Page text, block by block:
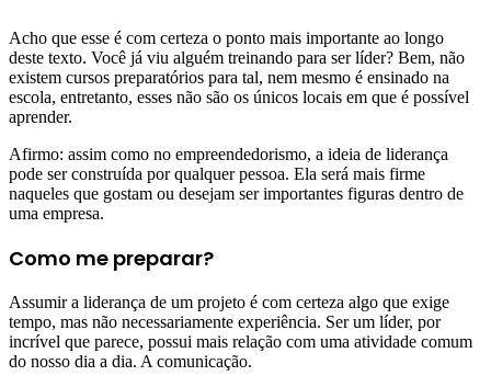
Acho que esse é com certeza o ponto mais importante ao longo
deste texto. Você já viu alguém treinando para ser líder? Bem, não
existem cursos preparatórios para tal, nem mesmo é ensinado na
escola, entretanto, esses não são os únicos locais em que é possível
aprender.
Afirmo: assim como no empreendedorismo, a ideia de liderança
pode ser construída por qualquer pessoa. Ela será mais firme
naqueles que gostam ou desejam ser importantes figuras dentro de
uma empresa.
Como me preparar?
Assumir a liderança de um projeto é com certeza algo que exige
tempo, mas não necessariamente experiência. Ser um líder, por
incrível que parece, possui mais relação com uma atividade comum
do nosso dia a dia. A comunicação.